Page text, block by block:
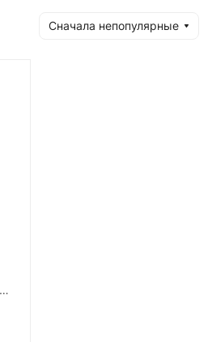
Сначала непопулярные